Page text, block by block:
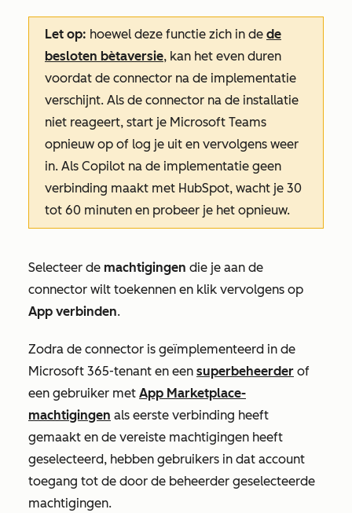
Let op: hoewel deze functie zich in de de
besloten bètaversie, kan het even duren
voordat de connector na de implementatie
verschijnt. Als de connector na de installatie
niet reageert, start je Microsoft Teams
opnieuw op of log je uit en vervolgens weer
in. Als Copilot na de implementatie geen
verbinding maakt met HubSpot, wacht je 30
tot 60 minuten en probeer je het opnieuw.
Selecteer de machtigingen die je aan de
connector wilt toekennen en klik vervolgens op
App verbinden.
Zodra de connector is geïmplementeerd in de
Microsoft 365-tenant en een superbeheerder of
een gebruiker met App Marketplace-
machtigingen als eerste verbinding heeft
gemaakt en de vereiste machtigingen heeft
geselecteerd, hebben gebruikers in dat account
toegang tot de door de beheerder geselecteerde
machtigingen.